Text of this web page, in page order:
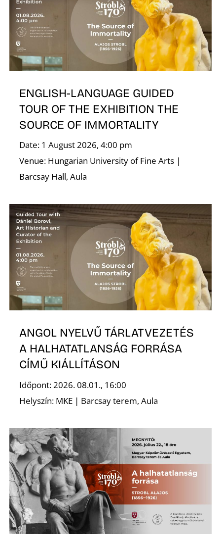
ENGLISH-LANGUAGE GUIDED
TOUR OF THE EXHIBITION THE
SOURCE OF IMMORTALITY
Date: 1 August 2026, 4:00 pm
Venue: Hungarian University of Fine Arts |
Barcsay Hall, Aula
ANGOL NYELVŰ TÁRLATVEZETÉS
A HALHATATLANSÁG FORRÁSA
CÍMŰ KIÁLLÍTÁSON
Időpont: 2026. 08.01., 16:00
Helyszín: MKE | Barcsay terem, Aula